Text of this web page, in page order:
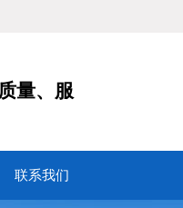
量、服
联系我们